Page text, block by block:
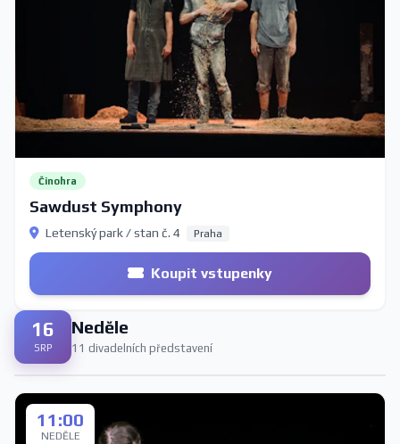
Činohra
Sawdust Symphony
Letenský park / stan č. 4 Praha
Koupit vstupenky
16
SRP
Neděle
11 divadelních představení
11:00
NEDĚLE